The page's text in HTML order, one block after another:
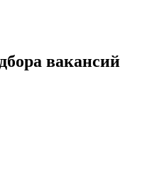
вакансий